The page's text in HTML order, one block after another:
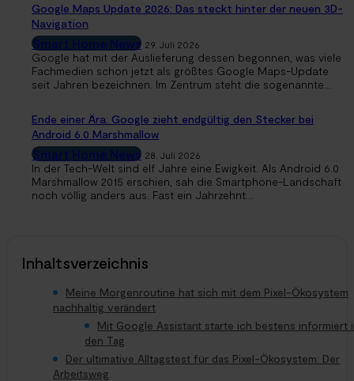
Google Maps Update 2026: Das steckt hinter der neuen 3D-
Navigation
Smart Home News 29. Juli 2026
Google hat mit der Auslieferung dessen begonnen, was viele
Fachmedien schon jetzt als größtes Google Maps-Update
seit Jahren bezeichnen. Im Zentrum steht die sogenannte...
Ende einer Ära: Google zieht endgültig den Stecker bei
Android 6.0 Marshmallow
Smart Home News 28. Juli 2026
In der Tech-Welt sind elf Jahre eine Ewigkeit. Als Android 6.0
Marshmallow 2015 erschien, sah die Smartphone-Landschaft
noch völlig anders aus. Fast ein Jahrzehnt...
Inhaltsverzeichnis
Meine Morgenroutine hat sich mit dem Pixel-Ökosystem
nachhaltig verändert
Mit Google Assistant starte ich bestens informiert
den Tag
Der ultimative Alltagstest für das Pixel-Ökosystem: Der
Arbeitsweg